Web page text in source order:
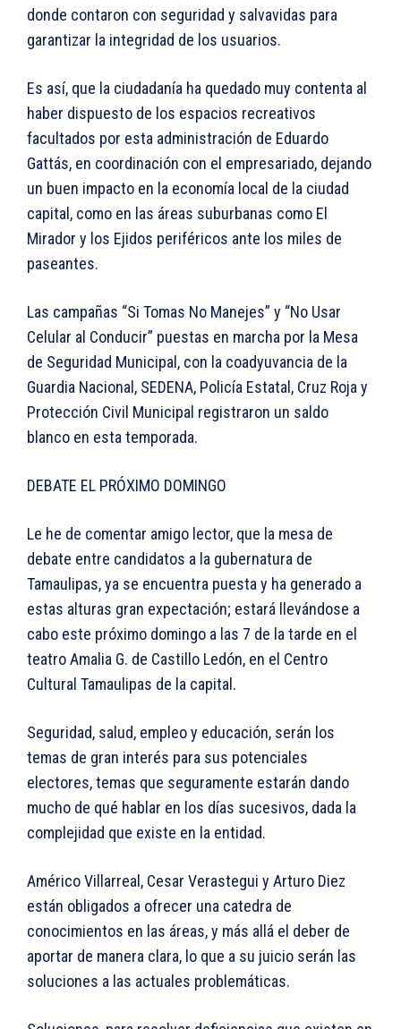
donde contaron con seguridad y salvavidas para
garantizar la integridad de los usuarios.
Es así, que la ciudadanía ha quedado muy contenta al
haber dispuesto de los espacios recreativos
facultados por esta administración de Eduardo
Gattás, en coordinación con el empresariado, dejando
un buen impacto en la economía local de la ciudad
capital, como en las áreas suburbanas como El
Mirador y los Ejidos periféricos ante los miles de
paseantes.
Las campañas “Si Tomas No Manejes” y “No Usar
Celular al Conducir” puestas en marcha por la Mesa
de Seguridad Municipal, con la coadyuvancia de la
Guardia Nacional, SEDENA, Policía Estatal, Cruz Roja y
Protección Civil Municipal registraron un saldo
blanco en esta temporada.
DEBATE EL PRÓXIMO DOMINGO
Le he de comentar amigo lector, que la mesa de
debate entre candidatos a la gubernatura de
Tamaulipas, ya se encuentra puesta y ha generado a
estas alturas gran expectación; estará llevándose a
cabo este próximo domingo a las 7 de la tarde en el
teatro Amalia G. de Castillo Ledón, en el Centro
Cultural Tamaulipas de la capital.
Seguridad, salud, empleo y educación, serán los
temas de gran interés para sus potenciales
electores, temas que seguramente estarán dando
mucho de qué hablar en los días sucesivos, dada la
complejidad que existe en la entidad.
Américo Villarreal, Cesar Verastegui y Arturo Diez
están obligados a ofrecer una catedra de
conocimientos en las áreas, y más allá el deber de
aportar de manera clara, lo que a su juicio serán las
soluciones a las actuales problemáticas.